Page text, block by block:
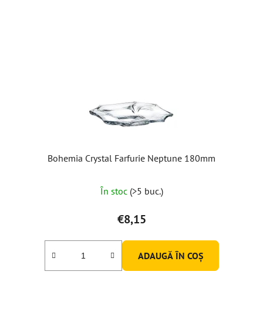
Bohemia Crystal Farfurie Neptune 180mm
medie
produsului
este
5,0
În stoc (>5 buc.)
€8,15
ADAUGĂ ÎN COŞ